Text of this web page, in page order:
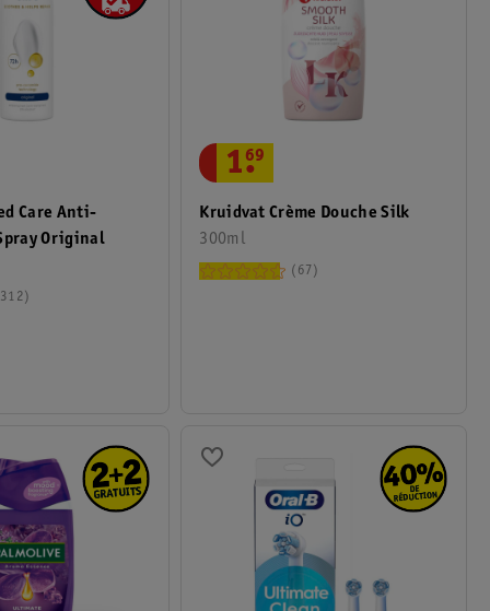
Care Anti-
Original
312
Kruidvat Crème Douche Silk
300ml
1.
69
67